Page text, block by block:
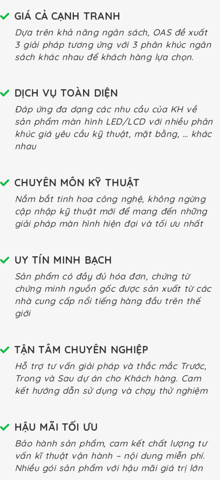
GIÁ CẢ CẠNH TRANH
Dựa trên khả năng ngân sách, OAS đề xuất
3 giải pháp tương ứng với 3 phân khúc ngân
sách khác nhau để khách hàng lựa chọn.
DỊCH VỤ TOÀN DIỆN
Đáp ứng đa dạng các nhu cầu của KH về
sản phẩm màn hình LED/LCD với nhiều phân
khúc giá yêu cầu kỹ thuật, mặt bằng, … khác
nhau
CHUYÊN MÔN KỸ THUẬT
Nắm bắt tinh hoa công nghệ, không ngừng
cập nhập kỹ thuật mới để mang đến những
giải pháp màn hình hiện đại và tối ưu nhất
UY TÍN MINH BẠCH
Sản phẩm có đầy đủ hóa đơn, chứng từ
chứng minh nguồn gốc được sản xuất từ các
nhà cung cấp nổi tiếng hàng đầu trên thế
giới
TẬN TÂM CHUYÊN NGHIỆP
Hỗ trợ tư vấn giải pháp và thắc mắc Trước,
Trong và Sau dự án cho Khách hàng. Cam
kết hướng dẫn sử dụng và chạy thử nghiệm
HẬU MÃI TỐI ƯU
Bảo hành sản phẩm, cam kết chất lượng tư
vấn kĩ thuật vận hành – nội dung miễn phí.
Nhiều gói sản phẩm với hậu mãi giá trị lớn